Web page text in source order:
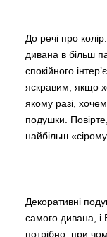
До речі про
дивана в більш
спокійного
яскравим, якщо
якому разі,
подушки.
найбільш
Декоративні
самого дивана, і
потрібно, при